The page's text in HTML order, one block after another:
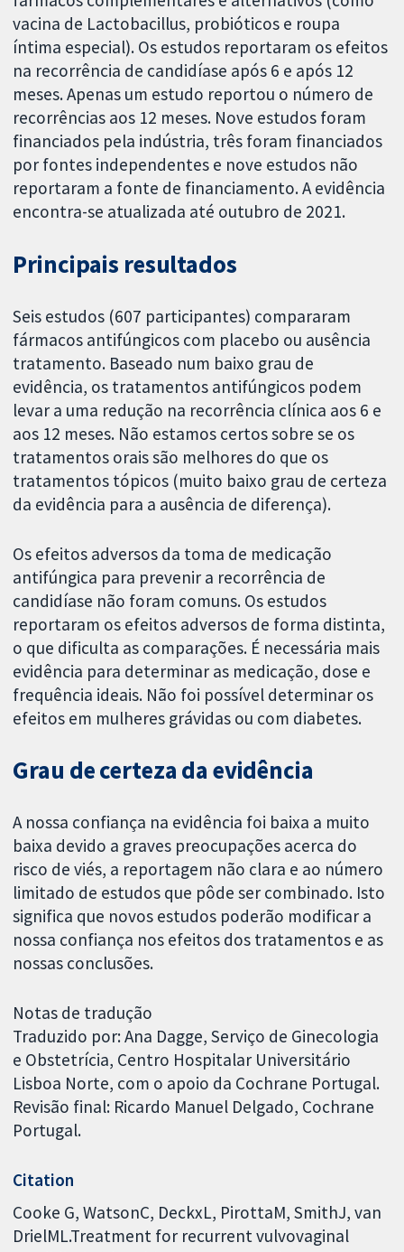
vacina de Lactobacillus, probióticos e roupa
íntima especial). Os estudos reportaram os efeitos
na recorrência de candidíase após 6 e após 12
meses. Apenas um estudo reportou o número de
recorrências aos 12 meses. Nove estudos foram
financiados pela indústria, três foram financiados
por fontes independentes e nove estudos não
reportaram a fonte de financiamento. A evidência
encontra-se atualizada até outubro de 2021.
Principais resultados
Seis estudos (607 participantes) compararam
fármacos antifúngicos com placebo ou ausência
tratamento. Baseado num baixo grau de
evidência, os tratamentos antifúngicos podem
levar a uma redução na recorrência clínica aos 6 e
aos 12 meses. Não estamos certos sobre se os
tratamentos orais são melhores do que os
tratamentos tópicos (muito baixo grau de certeza
da evidência para a ausência de diferença).
Os efeitos adversos da toma de medicação
antifúngica para prevenir a recorrência de
candidíase não foram comuns. Os estudos
reportaram os efeitos adversos de forma distinta,
o que dificulta as comparações. É necessária mais
evidência para determinar as medicação, dose e
frequência ideais. Não foi possível determinar os
efeitos em mulheres grávidas ou com diabetes.
Grau de certeza da evidência
A nossa confiança na evidência foi baixa a muito
baixa devido a graves preocupações acerca do
risco de viés, a reportagem não clara e ao número
limitado de estudos que pôde ser combinado. Isto
significa que novos estudos poderão modificar a
nossa confiança nos efeitos dos tratamentos e as
nossas conclusões.
Notas de tradução
Traduzido por: Ana Dagge, Serviço de Ginecologia
e Obstetrícia, Centro Hospitalar Universitário
Lisboa Norte, com o apoio da Cochrane Portugal.
Revisão final: Ricardo Manuel Delgado, Cochrane
Portugal.
Citation
Cooke G, WatsonC, DeckxL, PirottaM, SmithJ, van
DrielML.Treatment for recurrent vulvovaginal